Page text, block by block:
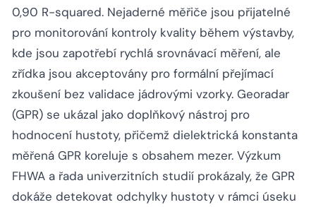
0,90 R-squared. Nejaderné měřiče jsou přijatelné
pro monitorování kontroly kvality během výstavby,
kde jsou zapotřebí rychlá srovnávací měření, ale
zřídka jsou akceptovány pro formální přejímací
zkoušení bez validace jádrovými vzorky. Georadar
(GPR) se ukázal jako doplňkový nástroj pro
hodnocení hustoty, přičemž dielektrická konstanta
měřená GPR koreluje s obsahem mezer. Výzkum
FHWA a řada univerzitních studií prokázaly, že GPR
dokáže detekovat odchylky hustoty v rámci úseku